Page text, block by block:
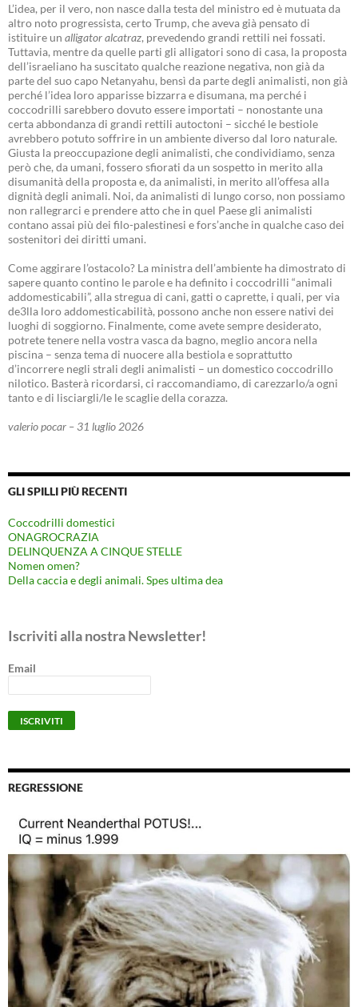
L’idea, per il vero, non nasce dalla testa del ministro ed è mutuata da
altro noto progressista, certo Trump, che aveva già pensato di
istituire un alligator alcatraz, prevedendo grandi rettili nei fossati.
Tuttavia, mentre da quelle parti gli alligatori sono di casa, la proposta
dell’israeliano ha suscitato qualche reazione negativa, non già da
parte del suo capo Netanyahu, bensì da parte degli animalisti, non già
perché l’idea loro apparisse bizzarra e disumana, ma perché i
coccodrilli sarebbero dovuto essere importati – nonostante una
certa abbondanza di grandi rettili autoctoni – sicché le bestiole
avrebbero potuto soffrire in un ambiente diverso dal loro naturale.
Giusta la preoccupazione degli animalisti, che condividiamo, senza
però che, da umani, fossero sfiorati da un sospetto in merito alla
disumanità della proposta e, da animalisti, in merito all’offesa alla
dignità degli animali. Noi, da animalisti di lungo corso, non possiamo
non rallegrarci e prendere atto che in quel Paese gli animalisti
contano assai più dei filo-palestinesi e fors’anche in qualche caso dei
sostenitori dei diritti umani.
Come aggirare l’ostacolo? La ministra dell’ambiente ha dimostrato di
sapere quanto contino le parole e ha definito i coccodrilli “animali
addomesticabili”, alla stregua di cani, gatti o caprette, i quali, per via
de3lla loro addomesticabilità, possono anche non essere nativi dei
luoghi di soggiorno. Finalmente, come avete sempre desiderato,
potrete tenere nella vostra vasca da bagno, meglio ancora nella
piscina – senza tema di nuocere alla bestiola e soprattutto
d’incorrere negli strali degli animalisti – un domestico coccodrillo
nilotico. Basterà ricordarsi, ci raccomandiamo, di carezzarlo/a ogni
tanto e di lisciargli/le le scaglie della corazza.
valerio pocar – 31 luglio 2026
GLI SPILLI PIÙ RECENTI
Coccodrilli domestici
ONAGROCRAZIA
DELINQUENZA A CINQUE STELLE
Nomen omen?
Della caccia e degli animali. Spes ultima dea
Iscriviti alla nostra Newsletter!
Email
REGRESSIONE